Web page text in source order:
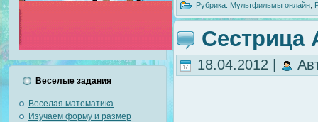
Веселые задания
Веселая математика
Изучаем форму и размер
Рубрика: Мультфильмы онлайн
Сестрица
18.04.2012 |